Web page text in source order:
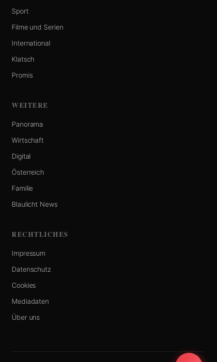
Sport
Filme und Serien
International
Klatsch
Promis
WEITERE
Panorama
Wirtschaft
Digital
Österreich
Familie
Blaulicht News
RECHTLICHES
Impressum
Datenschutz
Cookies
Mediadaten
Über uns